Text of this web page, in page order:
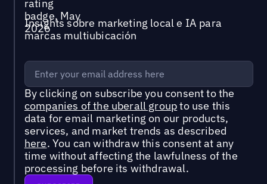
Insights sobre marketing local e IA para
marcas multiubicación
By clicking on subscribe you consent to the
companies of the uberall groupto use this
data for email marketing on our products,
services, and market trends as described
here. You can withdraw this consent at any
time without affecting the lawfulness of the
processing before its withdrawal.